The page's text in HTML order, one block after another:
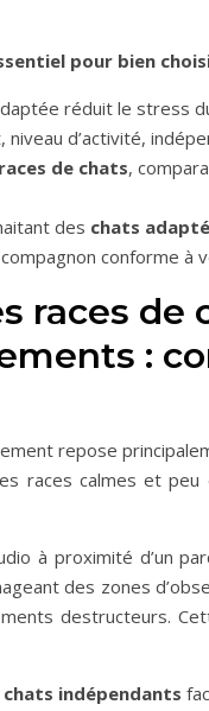
pour bien
réduit le stress
d’activité,
races de chats,
des chats
conforme à
races de
:
repose
races calmes et peu
à proximité d’un
des zones
destructeurs.
chats indépendants